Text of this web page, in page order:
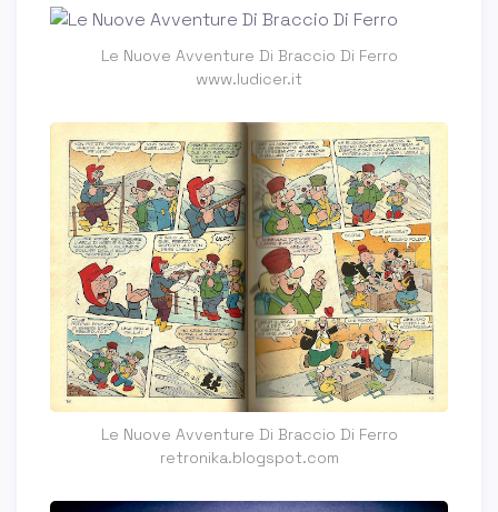
Le Nuove Avventure Di Braccio Di Ferro
www.ludicer.it
Le Nuove Avventure Di Braccio Di Ferro
retronika.blogspot.com